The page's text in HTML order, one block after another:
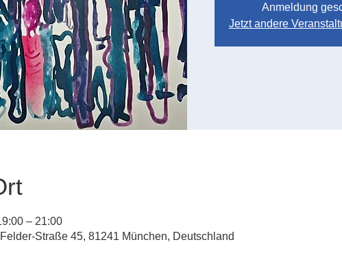
Anmeldung
Jetzt andere
– 21:00
Straße 45, 81241 München, Deutschland